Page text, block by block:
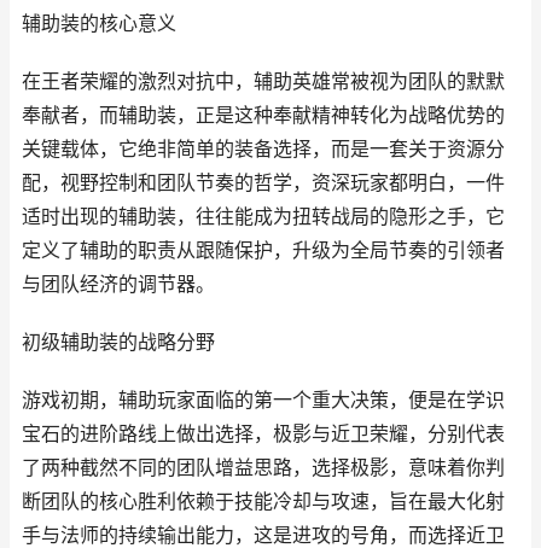
辅助装的核心意义
在王者荣耀的激烈对抗中，辅助英雄常被视为团队的默默
奉献者，而辅助装，正是这种奉献精神转化为战略优势的
关键载体，它绝非简单的装备选择，而是一套关于资源分
配，视野控制和团队节奏的哲学，资深玩家都明白，一件
适时出现的辅助装，往往能成为扭转战局的隐形之手，它
定义了辅助的职责从跟随保护，升级为全局节奏的引领者
与团队经济的调节器。
初级辅助装的战略分野
游戏初期，辅助玩家面临的第一个重大决策，便是在学识
宝石的进阶路线上做出选择，极影与近卫荣耀，分别代表
了两种截然不同的团队增益思路，选择极影，意味着你判
断团队的核心胜利依赖于技能冷却与攻速，旨在最大化射
手与法师的持续输出能力，这是进攻的号角，而选择近卫